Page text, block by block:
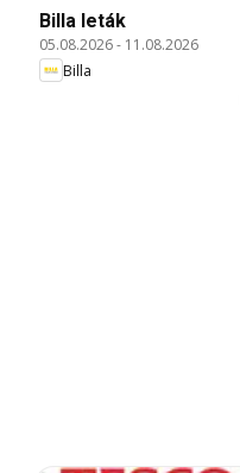
Billa leták
05.08.2026- 11.08.2026
Billa